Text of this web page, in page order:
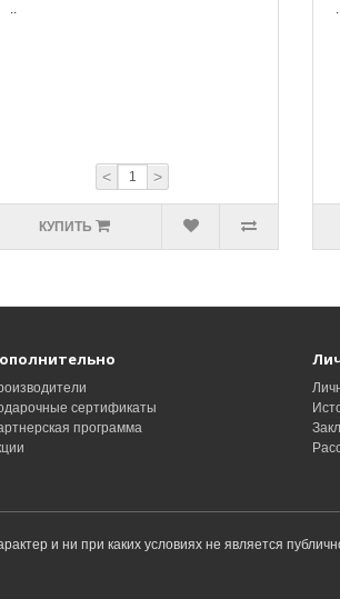
..
< >
КУПИТЬ
сертификаты
программа
и ни при каких условиях не является